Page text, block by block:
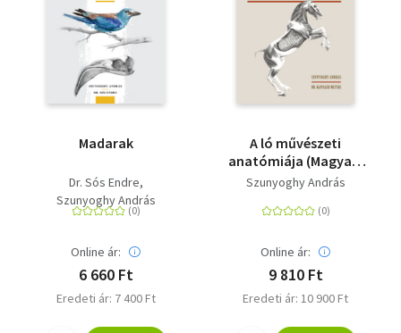
Madarak
Dr. Sós Endre
Szunyoghy András
Online ár:
6 660 Ft
Eredeti ár: 7 400 Ft
A ló művészeti
anatómiája (Magyar-
angol-német nyelvű)
Szunyoghy András
Online ár:
9 810 Ft
Eredeti ár: 10 900 Ft